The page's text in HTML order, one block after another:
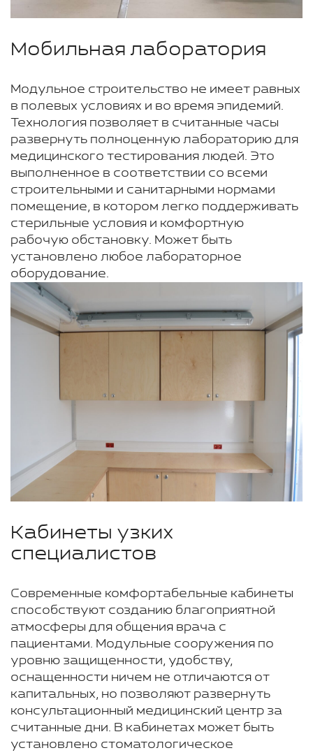
Мобильная лаборатория
Модульное строительство не имеет равных
в полевых условиях и во время эпидемий.
Технология позволяет в считанные часы
развернуть полноценную лабораторию для
медицинского тестирования людей. Это
выполненное в соответствии со всеми
строительными и санитарными нормами
помещение, в котором легко поддерживать
стерильные условия и комфортную
рабочую обстановку. Может быть
установлено любое лабораторное
оборудование.
Кабинеты узких
специалистов
Современные комфортабельные кабинеты
способствуют созданию благоприятной
атмосферы для общения врача с
пациентами. Модульные сооружения по
уровню защищенности, удобству,
оснащенности ничем не отличаются от
капитальных, но позволяют развернуть
консультационный медицинский центр за
считанные дни. В кабинетах может быть
установлено стоматологическое